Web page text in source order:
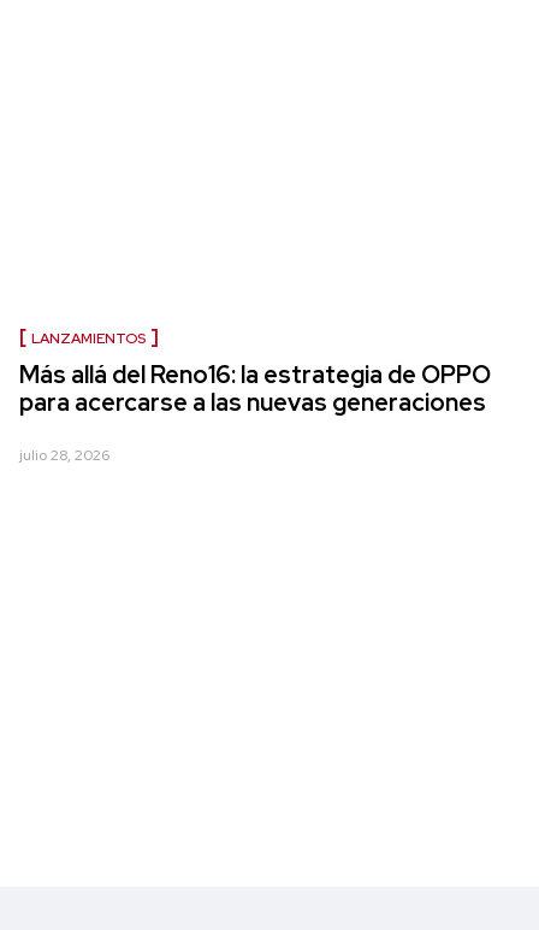
LANZAMIENTOS
Más allá del Reno16: la estrategia de OPPO
para acercarse a las nuevas generaciones
julio 28, 2026